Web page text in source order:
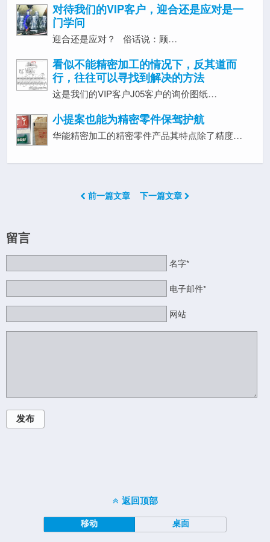
对待我们的VIP客户，迎合还是应对是一
门学问
迎合还是应对？ 俗话说：顾…
看似不能精密加工的情况下，反其道而
行，往往可以寻找到解决的方法
这是我们的VIP客户J05客户的询价图纸…
小提案也能为精密零件保驾护航
华能精密加工的精密零件产品其特点除了精度…
前一篇文章 下一篇文章
留言
名字*
电子邮件*
网站
发布
返回顶部
移动 桌面